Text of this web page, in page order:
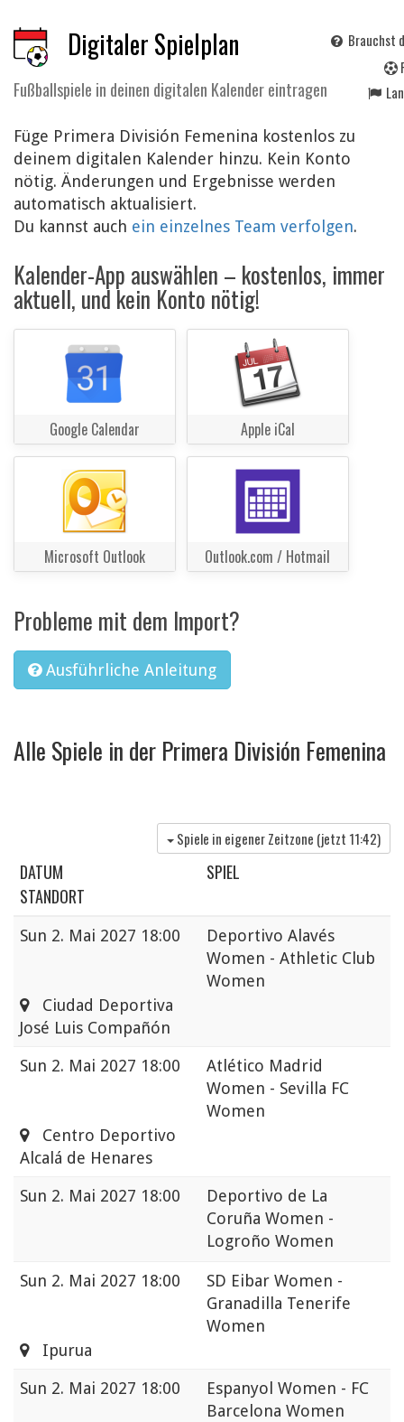
Digitaler Spielplan
Fußballspiele in deinen digitalen Kalender eintragen
Brauchst
Füge Primera División Femenina kostenlos zu
deinem digitalen Kalender hinzu. Kein Konto
nötig. Änderungen und Ergebnisse werden
automatisch aktualisiert.
Du kannst auch ein einzelnes Team verfolgen.
Kalender-App auswählen – kostenlos, immer
aktuell, und kein Konto nötig!
Google Calendar Apple iCal
Microsoft Outlook Outlook.com / Hotmail
Probleme mit dem Import?
Ausführliche Anleitung
Alle Spiele in der Primera División Femenina
Spiele in eigener Zeitzone (jetzt 11:42)
DATUM
SPIEL
STANDORT
Sun 2. Mai 2027 18:00
Deportivo Alavés
Women - Athletic Club
Women
Ciudad Deportiva
José Luis Compañón
Sun 2. Mai 2027 18:00
Atlético Madrid
Women - Sevilla FC
Women
Centro Deportivo
Alcalá de Henares
Sun 2. Mai 2027 18:00
Deportivo de La
Coruña Women -
Logroño Women
Sun 2. Mai 2027 18:00
SD Eibar Women -
Granadilla Tenerife
Women
Ipurua
Sun 2. Mai 2027 18:00
Espanyol Women - FC
Barcelona Women